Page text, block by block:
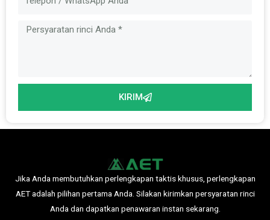
KIRIM
Jika Anda membutuhkan perlengkapan taktis khusus, perlengkapan
AET adalah pilihan pertama Anda. Silakan kirimkan persyaratan rinci
Anda dan dapatkan penawaran instan sekarang.